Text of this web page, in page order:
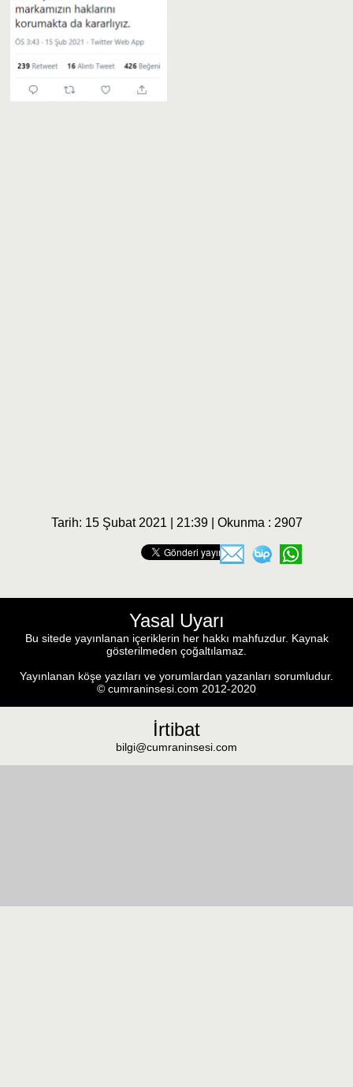
Tarih: 15 Şubat 2021 | 21:39 | Okunma : 2907
Yasal Uyarı
Bu sitede yayınlanan içeriklerin her hakkı mahfuzdur. Kaynak
gösterilmeden çoğaltılamaz.
Yayınlanan köşe yazıları ve yorumlardan yazanları sorumludur.
© cumraninsesi.com 2012-2020
İrtibat
bilgi@cumraninsesi.com